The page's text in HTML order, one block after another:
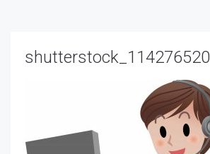
shutterstock_114276520